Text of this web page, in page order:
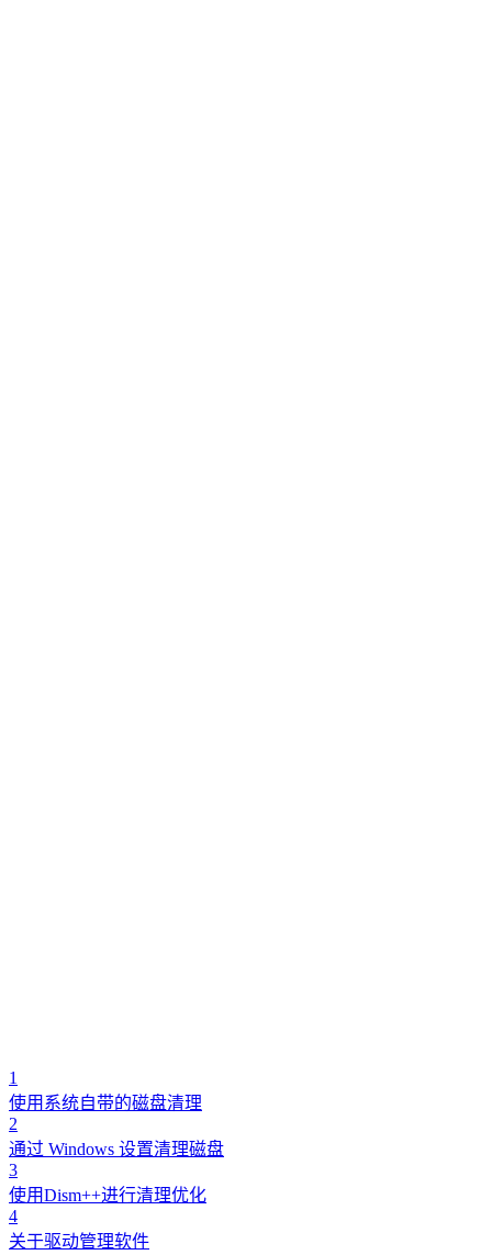
1
使用系统自带的磁盘清理
2
通过 Windows 设置清理磁盘
3
使用Dism++进行清理优化
4
关于驱动管理软件